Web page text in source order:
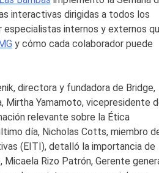
interactivas dirigidas a todos los
especialistas internos y externos
y cómo cada colaborador puede
directora y fundadora de Bridge,
Mirtha Yamamoto, vicepresidente
relevante sobre la Ética
día, Nicholas Cotts, miembro
(EITI), detalló la importancia de
Rizo Patrón, Gerente